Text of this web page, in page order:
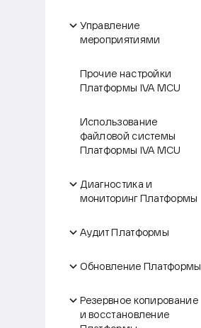
Управление
мероприятиями
Прочие настройки
Платформы IVA MCU
Использование
файловой системы
Платформы IVA MCU
Диагностика и
мониторинг Платформы
Аудит Платформы
Обновление Платформы
Резервное копирование
и восстановление